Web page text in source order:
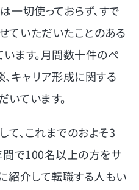
一切使っておらず、すで
ていただいたことのある
ます。月間数十件のペ
キャリア形成に関する
ています。
、これまでのおよそ3
で100名以上の方をサ
紹介して転職する人もい